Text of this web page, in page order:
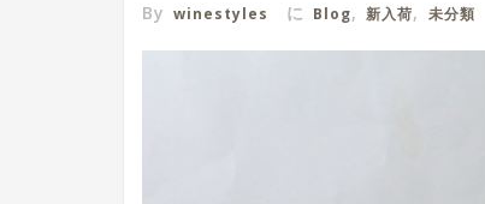
By winestyles に Blog, 新入荷, 未分類